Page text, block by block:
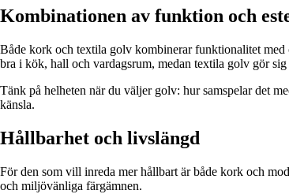
Kombinationen av funktion och
Både kork och textila golv kombinerar funktionalitet
bra i kök, hall och vardagsrum, medan textila golv gör
Tänk på helheten när du väljer golv: hur samspelar det
känsla.
Hållbarhet och livslängd
För den som vill inreda mer hållbart är både kork och
och miljövänliga färgämnen.